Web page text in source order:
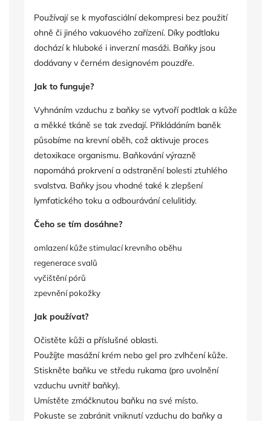
Používají se k myofasciální dekompresi bez použití
ohně či jiného vakuového zařízení. Díky podtlaku
dochází k hluboké i inverzní masáži. Baňky jsou
dodávany v černém designovém pouzdře.
Jak to funguje?
Vyhnáním vzduchu z baňky se vytvoří podtlak a kůže
a měkké tkáně se tak zvedají. Přikládáním baněk
působíme na krevní oběh, což aktivuje proces
detoxikace organismu. Baňkování výrazně
napomáhá prokrvení a odstranění bolesti ztuhlého
svalstva. Baňky jsou vhodné také k zlepšení
lymfatického toku a odbourávání celulitidy.
Čeho se tím dosáhne?
omlazení kůže stimulací krevního oběhu
regenerace svalů
vyčištění pórů
zpevnění pokožky
Jak používat?
Očistěte kůži a příslušné oblasti.
Použíjte masážní krém nebo gel pro zvlhčení kůže.
Stiskněte baňku ve středu rukama (pro uvolnění
vzduchu uvnitř baňky).
Umístěte zmáčknutou baňku na své místo.
Pokuste se zabránit vniknutí vzduchu do baňky a